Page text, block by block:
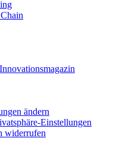
ändern
Einstellungen
widerrufen